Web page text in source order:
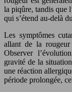
la piqûre, tandis que
qui s’étend au-delà
Les symptômes
allant de la
Observer
gravité de la
une réaction
période prolongée,